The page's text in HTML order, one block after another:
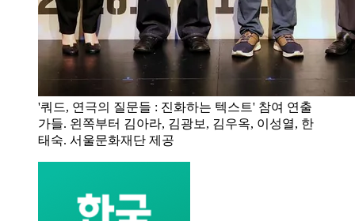
'쿼드, 연극의 질문들 : 진화하는 텍스트' 참여 연출
가들. 왼쪽부터 김아라, 김광보, 김우옥, 이성열, 한
태숙. 서울문화재단 제공